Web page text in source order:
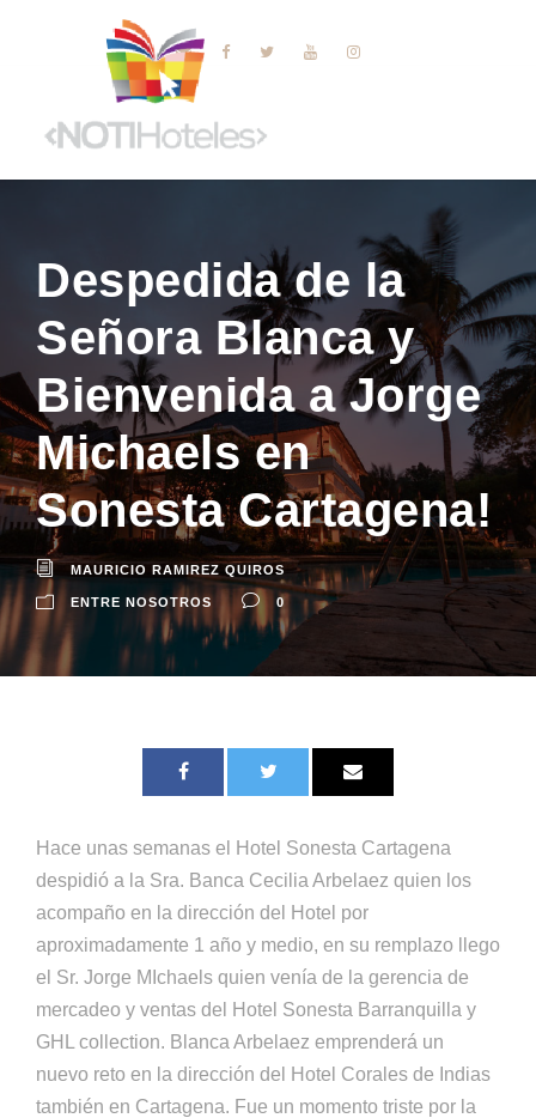
Despedida de la
Señora Blanca y
Bienvenida a Jorge
Michaels en
Sonesta Cartagena!
MAURICIO RAMIREZ QUIROS
ENTRE NOSOTROS 0
Hace unas semanas el Hotel Sonesta Cartagena
despidió a la Sra. Banca Cecilia Arbelaez quien los
acompaño en la dirección del Hotel por
aproximadamente 1 año y medio, en su remplazo llego
el Sr. Jorge MIchaels quien venía de la gerencia de
mercadeo y ventas del Hotel Sonesta Barranquilla y
GHL collection. Blanca Arbelaez emprenderá un
nuevo reto en la dirección del Hotel Corales de Indias
también en Cartagena. Fue un momento triste por la